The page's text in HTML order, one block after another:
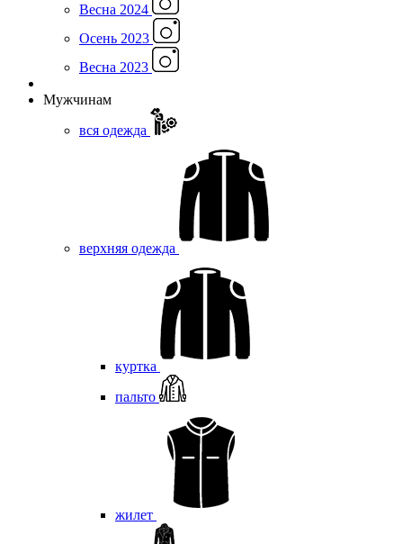
Весна 2024
Осень 2023
Весна 2023
Мужчинам
вся одежда
верхняя одежда
куртка
пальто
жилет